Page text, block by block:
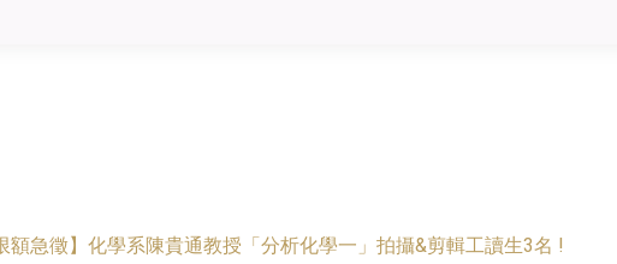
額急徵】化學系陳貴通教授「分析化學一」拍攝&剪輯工讀生3名 !